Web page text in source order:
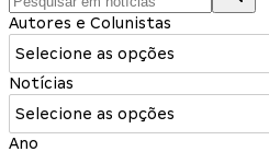
Autores e Colunistas
Selecione as opções
Notícias
Selecione as opções
Ano